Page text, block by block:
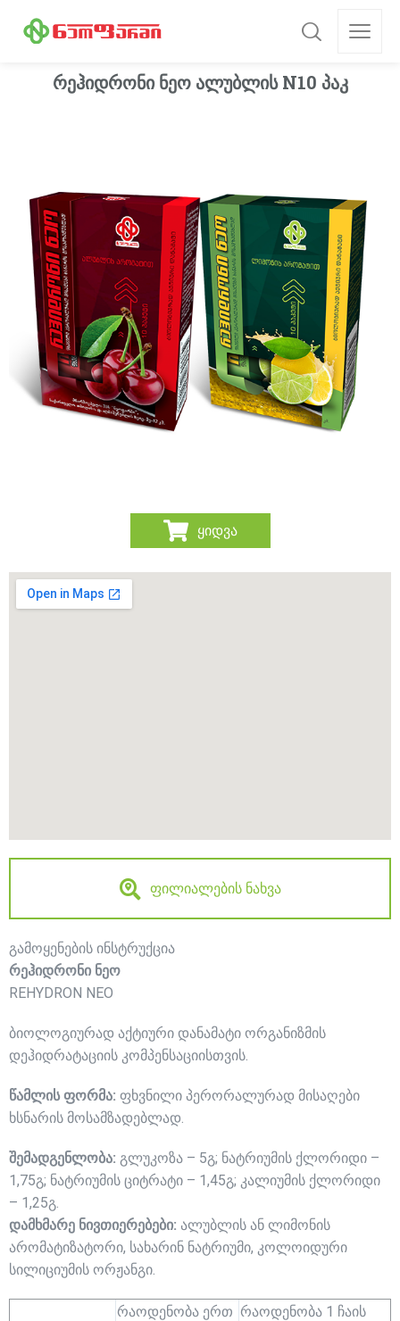
რეჰიდრონი ნეო ალუბლის N10 პაკ
ყიდვა
ფილიალების ნახვა
გამოყენების ინსტრუქცია
რეჰიდრონი ნეო
REHYDRON NEO
ბიოლოგიურად აქტიური დანამატი ორგანიზმის
დეჰიდრატაციის კომპენსაციისთვის.
წამლის ფორმა: ფხვნილი პერორალურად მისაღები
ხსნარის მოსამზადებლად.
შემადგენლობა: გლუკოზა – 5გ; ნატრიუმის ქლორიდი –
1,75გ; ნატრიუმის ციტრატი – 1,45გ; კალიუმის ქლორიდი
– 1,25გ.
დამხმარე ნივთიერებები: ალუბლის ან ლიმონის
არომატიზატორი, სახარინ ნატრიუმი, კოლოიდური
სილიციუმის ორჟანგი.
რაოდენობა ერთ რაოდენობა 1 ჩაის